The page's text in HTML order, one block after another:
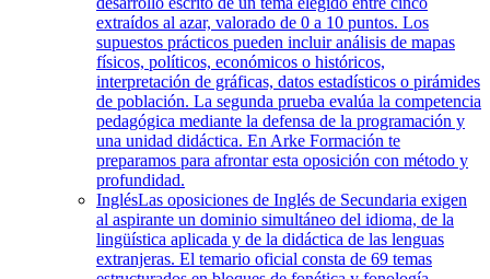
extraídos al azar, valorado de 0 a 10 puntos. Los
supuestos prácticos pueden incluir análisis de mapas
físicos, políticos, económicos o históricos,
interpretación de gráficas, datos estadísticos o pirámides
de población. La segunda prueba evalúa la competencia
pedagógica mediante la defensa de la programación y
una unidad didáctica. En Arke Formación te
preparamos para afrontar esta oposición con método y
profundidad.
InglésLas oposiciones de Inglés de Secundaria exigen
al aspirante un dominio simultáneo del idioma, de la
lingüística aplicada y de la didáctica de las lenguas
extranjeras. El temario oficial consta de 69 temas